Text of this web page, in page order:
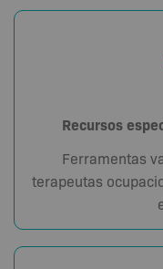
Recursos
Ferramentas
terapeutas